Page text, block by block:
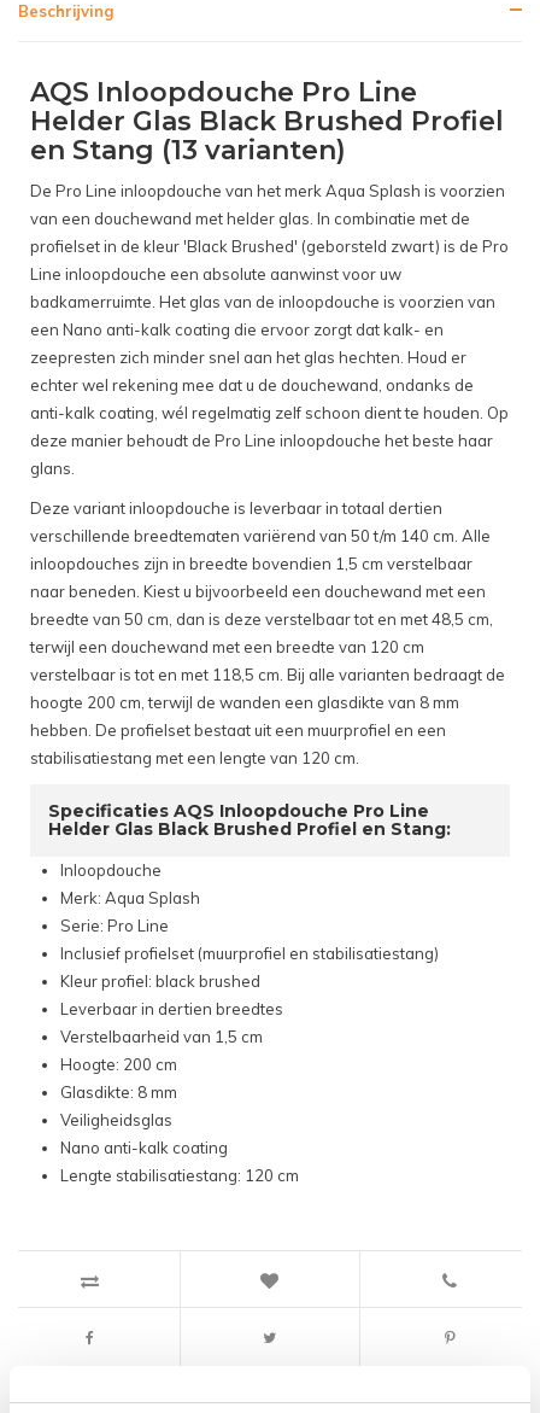
Beschrijving
AQS Inloopdouche Pro Line
Helder Glas Black Brushed Profiel
en Stang (13 varianten)
De Pro Line inloopdouche van het merk Aqua Splash is voorzien
van een douchewand met helder glas. In combinatie met de
profielset in de kleur 'Black Brushed' (geborsteld zwart) is de Pro
Line inloopdouche een absolute aanwinst voor uw
badkamerruimte. Het glas van de inloopdouche is voorzien van
een Nano anti-kalk coating die ervoor zorgt dat kalk- en
zeepresten zich minder snel aan het glas hechten. Houd er
echter wel rekening mee dat u de douchewand, ondanks de
anti-kalk coating, wél regelmatig zelf schoon dient te houden. Op
deze manier behoudt de Pro Line inloopdouche het beste haar
glans.
Deze variant inloopdouche is leverbaar in totaal dertien
verschillende breedtematen variërend van 50 t/m 140 cm. Alle
inloopdouches zijn in breedte bovendien 1,5 cm verstelbaar
naar beneden. Kiest u bijvoorbeeld een douchewand met een
breedte van 50 cm, dan is deze verstelbaar tot en met 48,5 cm,
terwijl een douchewand met een breedte van 120 cm
verstelbaar is tot en met 118,5 cm. Bij alle varianten bedraagt de
hoogte 200 cm, terwijl de wanden een glasdikte van 8 mm
hebben. De profielset bestaat uit een muurprofiel en een
stabilisatiestang met een lengte van 120 cm.
Specificaties AQS Inloopdouche Pro Line
Helder Glas Black Brushed Profiel en Stang:
Inloopdouche
Merk: Aqua Splash
Serie: Pro Line
Inclusief profielset (muurprofiel en stabilisatiestang)
Kleur profiel: black brushed
Leverbaar in dertien breedtes
Verstelbaarheid van 1,5 cm
Hoogte: 200 cm
Glasdikte: 8 mm
Veiligheidsglas
Nano anti-kalk coating
Lengte stabilisatiestang: 120 cm